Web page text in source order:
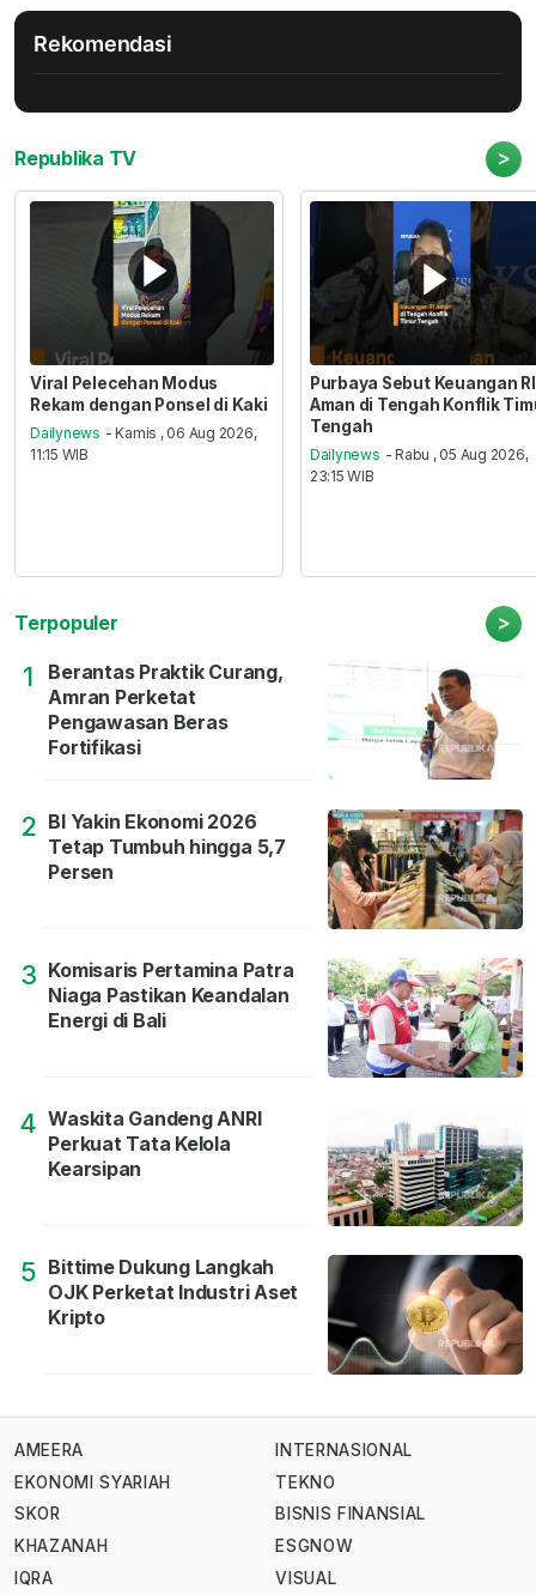
Rekomendasi
Republika TV >
Viral Pelecehan Modus
Rekam dengan Ponsel di Kaki
Dailynews - Kamis , 06 Aug 2026,
11:15 WIB
Purbaya Sebut Keuangan RI
Aman di Tengah Konflik
Tengah
Dailynews - Rabu , 05 Aug 2026,
23:15 WIB
Terpopuler >
1
Berantas Praktik Curang,
Amran Perketat
Pengawasan Beras
Fortifikasi
2 BI Yakin Ekonomi 2026
Tetap Tumbuh hingga 5,7
Persen
3 Komisaris Pertamina Patra
Niaga Pastikan Keandalan
Energi di Bali
4 Waskita Gandeng ANRI
Perkuat Tata Kelola
Kearsipan
5 Bittime Dukung Langkah
OJK Perketat Industri Aset
Kripto
AMEERA
EKONOMI SYARIAH
SKOR
KHAZANAH
IQRA
INTERNASIONAL
TEKNO
BISNIS FINANSIAL
ESGNOW
VISUAL